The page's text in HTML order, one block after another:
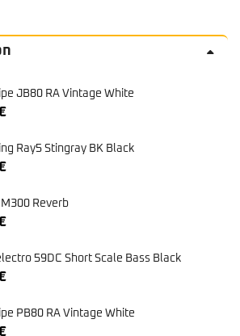
Ray5 Stingray BK Black
M300 Reverb
59DC Short Scale Bass Black
PB80 RA Vintage White